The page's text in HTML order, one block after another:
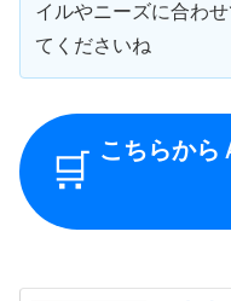
イルやニーズに合わ
てくださいね
🛒
こちらから